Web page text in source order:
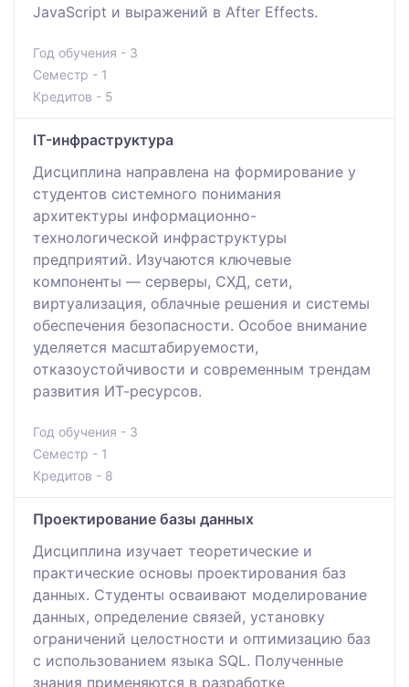
JavaScript и выражений в After Effects.
Год обучения - 3
Семестр - 1
Кредитов - 5
IT-инфраструктура
Дисциплина направлена на формирование у
студентов системного понимания
архитектуры информационно-
технологической инфраструктуры
предприятий. Изучаются ключевые
компоненты — серверы, СХД, сети,
виртуализация, облачные решения и системы
обеспечения безопасности. Особое внимание
уделяется масштабируемости,
отказоустойчивости и современным трендам
развития ИТ-ресурсов.
Год обучения - 3
Семестр - 1
Кредитов - 8
Проектирование базы данных
Дисциплина изучает теоретические и
практические основы проектирования баз
данных. Студенты осваивают моделирование
данных, определение связей, установку
ограничений целостности и оптимизацию баз
с использованием языка SQL. Полученные
знания применяются в разработке